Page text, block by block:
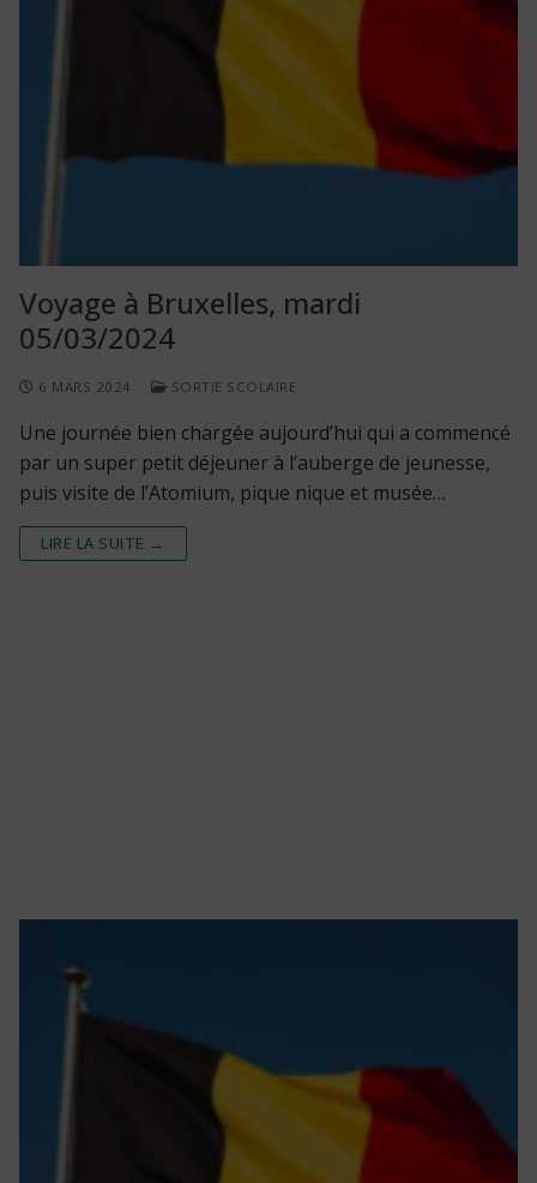
Voyage à Bruxelles, mardi
05/03/2024
6 MARS 2024 SORTIE SCOLAIRE
Une journée bien chargée aujourd’hui qui a commencé
par un super petit déjeuner à l’auberge de jeunesse,
puis visite de l’Atomium, pique nique et musée…
LIRE LA SUITE →